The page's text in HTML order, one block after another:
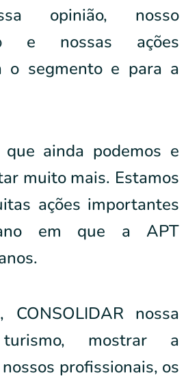
opinião, nosso
e nossas ações
o segmento e para a
que ainda podemos e
muito mais. Estamos
ações importantes
em que a APT
CONSOLIDAR nossa
mostrar a
profissionais, os